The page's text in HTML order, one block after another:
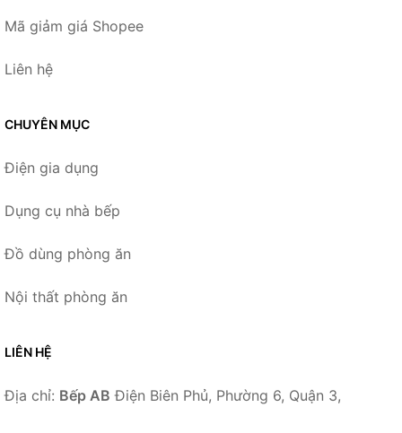
Mã giảm giá Shopee
Liên hệ
CHUYÊN MỤC
Điện gia dụng
Dụng cụ nhà bếp
Đồ dùng phòng ăn
Nội thất phòng ăn
LIÊN HỆ
Địa chỉ: Bếp AB Điện Biên Phủ, Phường 6, Quận 3,